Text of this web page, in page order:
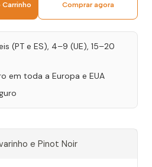
Comprar agora
(PT e ES), 4–9 (UE), 15–20
em toda a Europa e EUA
e Pinot Noir